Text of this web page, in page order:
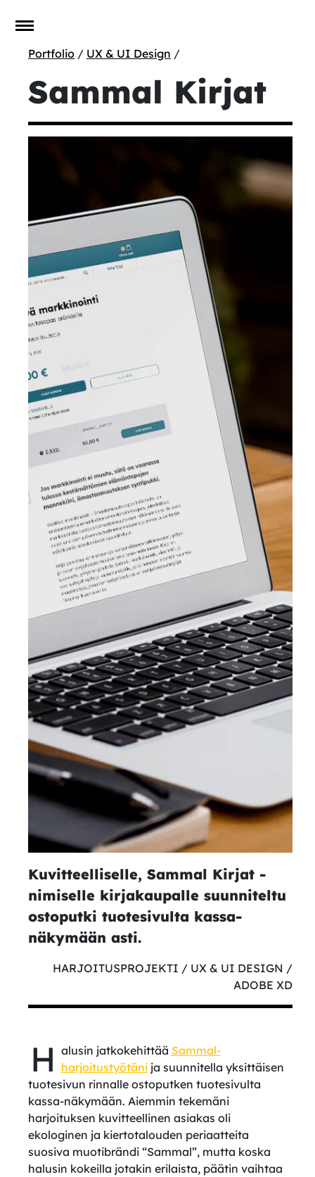
Portfolio / UX & UI Design /
Sammal Kirjat
Kuvitteelliselle, Sammal Kirjat -
nimiselle kirjakaupalle suunniteltu
ostoputki tuotesivulta kassa-
näkymään asti.
HARJOITUSPROJEKTI / UX & UI DESIGN /
ADOBE XD
H alusin jatkokehittää Sammal-
harjoitustyötänija suunnitella yksittäisen
tuotesivun rinnalle ostoputken tuotesivulta
kassa-näkymään. Aiemmin tekemäni
harjoituksen kuvitteellinen asiakas oli
ekologinen ja kiertotalouden periaatteita
suosiva muotibrändi “Sammal”, mutta koska
halusin kokeilla jotakin erilaista, päätin vaihtaa